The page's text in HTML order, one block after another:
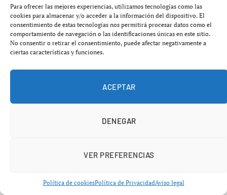
Para ofrecer las mejores experiencias, utilizamos tecnologías como las
cookies para almacenar y/o acceder a la información del dispositivo. El
consentimiento de estas tecnologías nos permitirá procesar datos como el
comportamiento de navegación o las identificaciones únicas en este sitio.
No consentir o retirar el consentimiento, puede afectar negativamente a
ciertas características y funciones.
ACEPTAR
DENEGAR
VER PREFERENCIAS
Política de cookiesPolítica de PrivacidadAviso legal
La transformación digital está entrando en una fase
inteligencia artificial no solo consume contenido: